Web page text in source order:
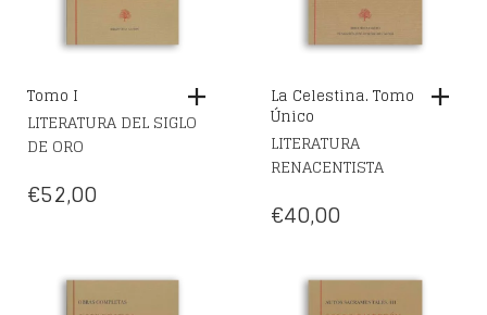
Tomo I
LITERATURA DEL SIGLO
DE ORO
€52,00
La Celestina. Tomo
Único
LITERATURA
RENACENTISTA
€40,00